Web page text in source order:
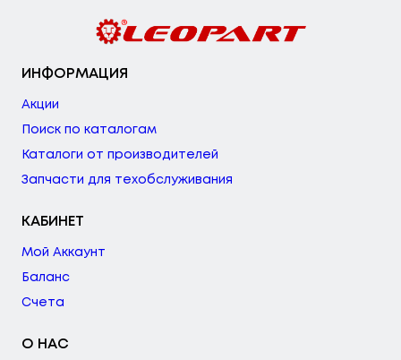
ИНФОРМАЦИЯ
Акции
Поиск по каталогам
Каталоги от производителей
Запчасти для техобслуживания
КАБИНЕТ
Мой Аккаунт
Баланс
Счета
О НАС